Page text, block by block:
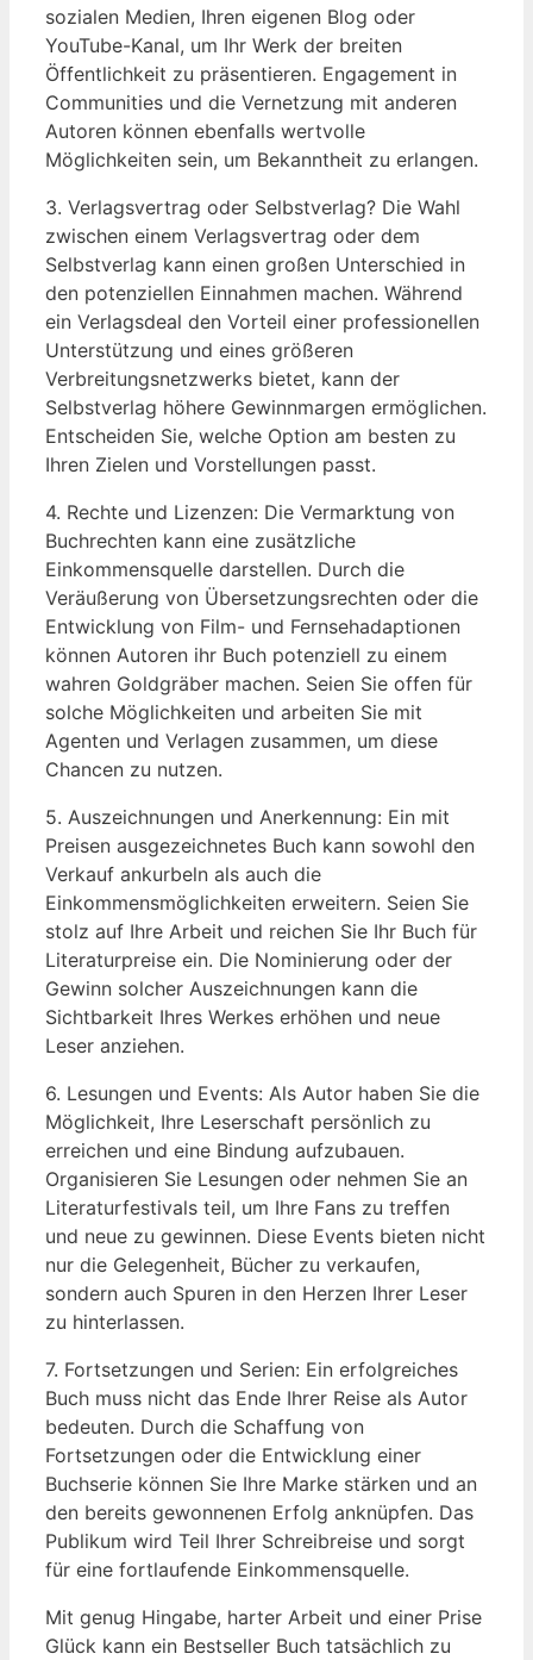
sozialen Medien, Ihren eigenen Blog oder
YouTube-Kanal, um Ihr Werk der breiten
Öffentlichkeit zu präsentieren. Engagement in
Communities und die Vernetzung mit anderen
Autoren können ebenfalls wertvolle
Möglichkeiten sein, um Bekanntheit zu erlangen.
3. Verlagsvertrag oder Selbstverlag? Die Wahl
zwischen einem Verlagsvertrag oder dem
Selbstverlag kann einen großen Unterschied in
den potenziellen Einnahmen machen. Während
ein Verlagsdeal den Vorteil einer professionellen
Unterstützung und eines größeren
Verbreitungsnetzwerks bietet, kann der
Selbstverlag höhere Gewinnmargen ermöglichen.
Entscheiden Sie, welche Option am besten zu
Ihren Zielen und Vorstellungen passt.
4. Rechte und Lizenzen: Die Vermarktung von
Buchrechten kann eine zusätzliche
Einkommensquelle darstellen. Durch die
Veräußerung von Übersetzungsrechten oder die
Entwicklung von Film- und Fernsehadaptionen
können Autoren ihr Buch potenziell zu einem
wahren Goldgräber machen. Seien Sie offen für
solche Möglichkeiten und arbeiten Sie mit
Agenten und Verlagen zusammen, um diese
Chancen zu nutzen.
5. Auszeichnungen und Anerkennung: Ein mit
Preisen ausgezeichnetes Buch kann sowohl den
Verkauf ankurbeln als auch die
Einkommensmöglichkeiten erweitern. Seien Sie
stolz auf Ihre Arbeit und reichen Sie Ihr Buch für
Literaturpreise ein. Die Nominierung oder der
Gewinn solcher Auszeichnungen kann die
Sichtbarkeit Ihres Werkes erhöhen und neue
Leser anziehen.
6. Lesungen und Events: Als Autor haben Sie die
Möglichkeit, Ihre Leserschaft persönlich zu
erreichen und eine Bindung aufzubauen.
Organisieren Sie Lesungen oder nehmen Sie an
Literaturfestivals teil, um Ihre Fans zu treffen
und neue zu gewinnen. Diese Events bieten nicht
nur die Gelegenheit, Bücher zu verkaufen,
sondern auch Spuren in den Herzen Ihrer Leser
zu hinterlassen.
7. Fortsetzungen und Serien: Ein erfolgreiches
Buch muss nicht das Ende Ihrer Reise als Autor
bedeuten. Durch die Schaffung von
Fortsetzungen oder die Entwicklung einer
Buchserie können Sie Ihre Marke stärken und an
den bereits gewonnenen Erfolg anknüpfen. Das
Publikum wird Teil Ihrer Schreibreise und sorgt
für eine fortlaufende Einkommensquelle.
Mit genug Hingabe, harter Arbeit und einer Prise
Glück kann ein Bestseller Buch tatsächlich zu